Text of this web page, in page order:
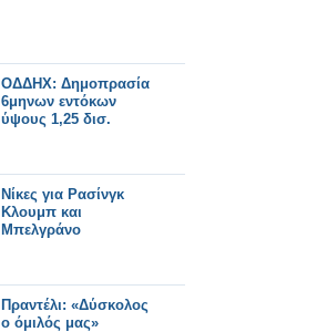
ΟΔΔΗΧ: Δημοπρασία
6μηνων εντόκων
ύψους 1,25 δισ.
Νίκες για Ρασίνγκ
Κλουμπ και
Μπελγράνο
Πραντέλι: «Δύσκολος
ο όμιλός μας»